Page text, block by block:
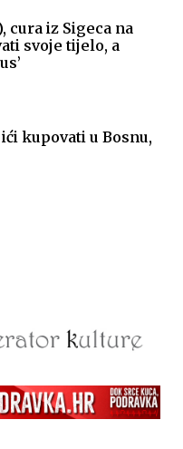
cura iz Sigeca na
svoje tijelo, a
kupovati u Bosnu,